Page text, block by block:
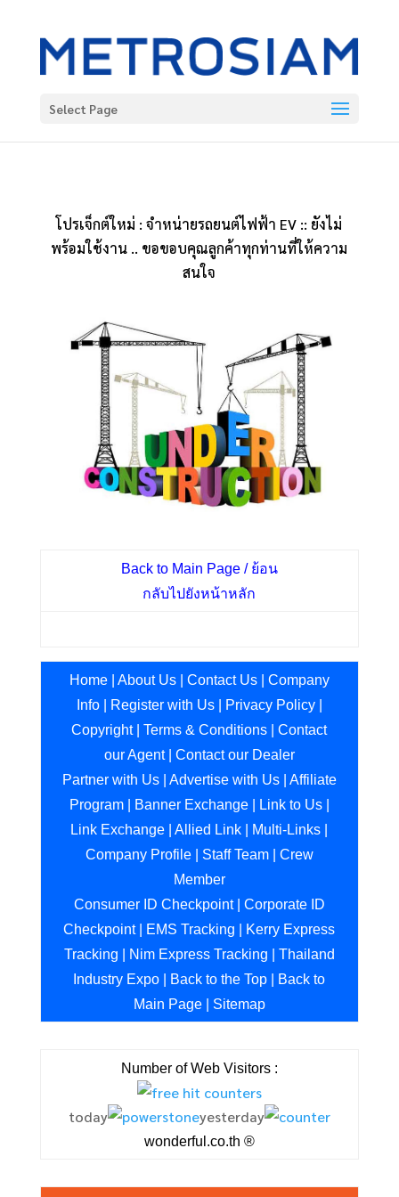
Select Page
โปรเจ็กต์ใหม่ : จำหน่ายรถยนต์ไฟฟ้า EV :: ยังไม่
พร้อมใช้งาน .. ขอขอบคุณลูกค้าทุกท่านที่ให้ความ
สนใจ
Back to Main Page / ย้อน
กลับไปยังหน้าหลัก
Home| About Us| Contact Us| Company
Info| Register with Us| Privacy Policy|
Copyright|Terms & Conditions |Contact
our Agent| Contact our Dealer
Partner with Us| Advertise with Us| Affiliate
Program| Banner Exchange| Link to Us|
Link Exchange |Allied Link Multi-Links
Company Profile| Staff Team| Crew
Member
Consumer ID Checkpoint| Corporate ID
Checkpoint| EMS Tracking
Kerry Express
Tracking
Nim Express Tracking
Thailand
Industry Expo
Back to the Top
Back to
Main Page| Sitemap
Number of Web Visitors :
today yesterday
wonderful.co.th ®